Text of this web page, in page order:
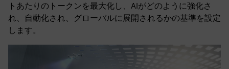
トあたりのトークンを最大化し、AIがどのように強化さ
れ、自動化され、グローバルに展開されるかの基準を設定
します。